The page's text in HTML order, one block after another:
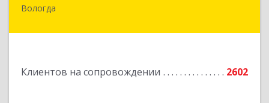
Вологда
Клиентов на сопровождении 2602
160002, Вологодская обл, Вологда г, Гагарина